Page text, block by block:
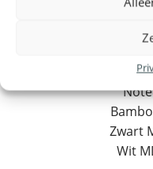
Zwart
Wit